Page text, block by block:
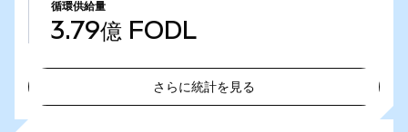
循環供給量
3.79億 FODL
さらに統計を見る